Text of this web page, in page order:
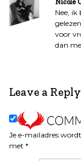
Nicole
Nee, ik
voor
dan
Leave a Reply
Je e-mailadres
met *